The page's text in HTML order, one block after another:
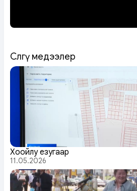
Сөөлгү медээлер
Хоойлу езугаар
11.05.2026